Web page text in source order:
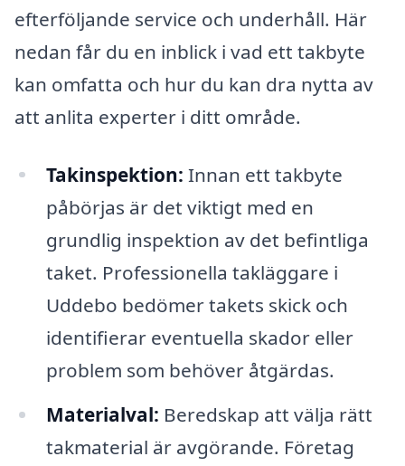
efterföljande service och underhåll. Här
nedan får du en inblick i vad ett takbyte
kan omfatta och hur du kan dra nytta av
att anlita experter i ditt område.
Takinspektion: Innan ett takbyte
påbörjas är det viktigt med en
grundlig inspektion av det befintliga
taket. Professionella takläggare i
Uddebo bedömer takets skick och
identifierar eventuella skador eller
problem som behöver åtgärdas.
Materialval: Beredskap att välja rätt
takmaterial är avgörande. Företag